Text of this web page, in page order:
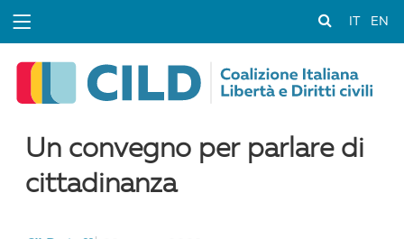
EN
Un convegno per parlare di
cittadinanza